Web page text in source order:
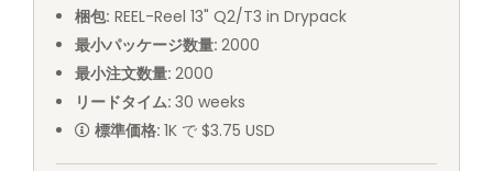
梱包: REEL-Reel 13" Q2/T3 in Drypack
最小パッケージ数量: 2000
最小注文数量: 2000
リードタイム: 30 weeks
標準価格: 1K で $3.75 USD